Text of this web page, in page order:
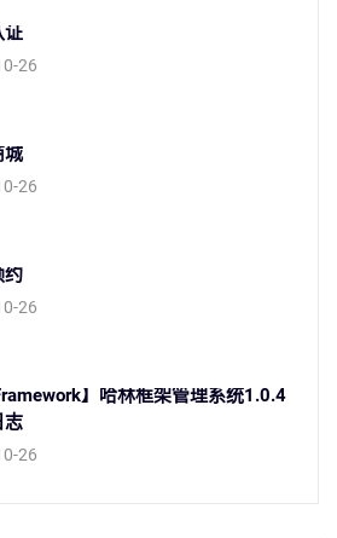
证
26
城
26
约
26
】哈林框架管理系统1.0.4
志
26